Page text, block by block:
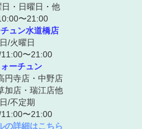
・日曜日・他
〜21:00
ュン水道橋店
/火曜日
〜21:00
ーチュン
円寺店・中野店
加店・瑞江店他
/不定期
〜21:00
の詳細はこちら